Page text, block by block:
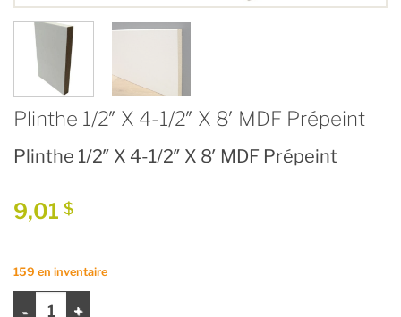
Plinthe 1/2″ X 4-1/2″ X 8′ MDF Prépeint
Plinthe 1/2″ X 4-1/2″ X 8′ MDF Prépeint
9,01 $
159 en inventaire